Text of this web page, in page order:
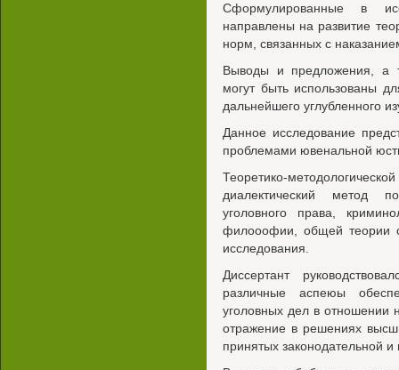
Сформулированные в
направлены на развитие
норм, связанных с
Выводы и предложения, а
могут быть использованы
дальнейшего углубленного
Данное исследование
проблемами ювенальной
Теоретико-
диалектический метод
уголовного права,
филооофии, общей теории
исследования.
Диссертант
различные аспеюы
уголовных дел в отношении
отражение в решениях
принятых законодательной